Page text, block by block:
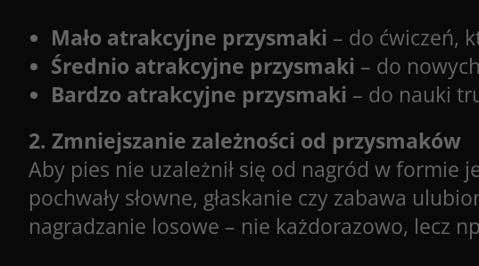
Mało atrakcyjne przysmaki – do ćwiczeń,
Średnio atrakcyjne przysmaki – do
Bardzo atrakcyjne przysmaki – do nauki
2. Zmniejszanie zależności od przysmaków
Aby pies nie uzależnił się od nagród w
pochwały słowne, głaskanie czy zabawa
nagradzanie losowe – nie każdorazowo, lecz